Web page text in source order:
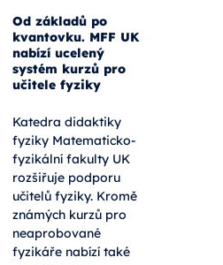
Od základů po
kvantovku. MFF UK
nabízí ucelený
systém kurzů pro
učitele fyziky
Katedra didaktiky
fyziky Matematicko-
fyzikální fakulty UK
rozšiřuje podporu
učitelů fyziky. Kromě
známých kurzů pro
neaprobované
fyzikáře nabízí také